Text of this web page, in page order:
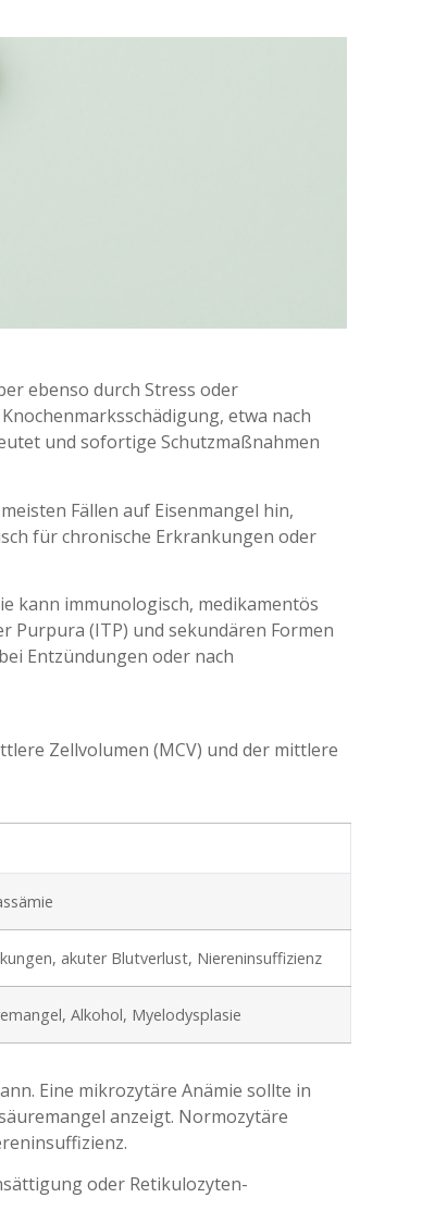
ebenso durch Stress oder
etwa nach
und sofortige Schutzmaßnahmen
Fällen auf Eisenmangel hin,
für chronische Erkrankungen oder
kann immunologisch, medikamentös
Purpura (ITP) und sekundären Formen
Entzündungen oder nach
Zellvolumen (MCV) und der mittlere
akuter Blutverlust, Niereninsuffizienz
Alkohol, Myelodysplasie
Eine mikrozytäre Anämie sollte in
anzeigt. Normozytäre
oder Retikulozyten-